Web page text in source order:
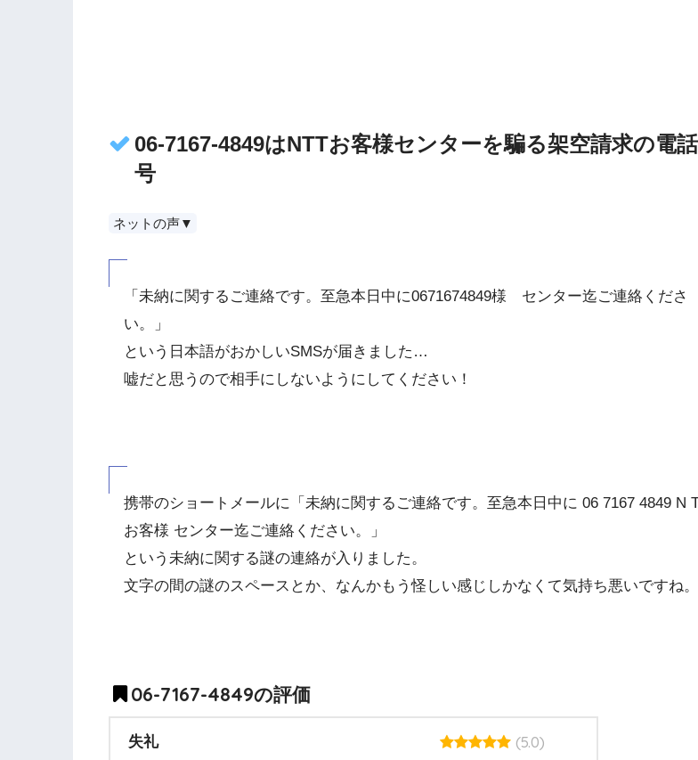
06-7167-4849はNTTお客様センターを騙る架空請求の電
号
ネットの声▼
「未納に関するご連絡です。至急本日中に0671674849様 センター迄ご連絡くださ
い。」
という日本語がおかしいSMSが届きました…
嘘だと思うので相手にしないようにしてください！
携帯のショートメールに「未納に関するご連絡です。至急本日中に 06 7167 4849 N
お客様 センター迄ご連絡ください。」
という未納に関する謎の連絡が入りました。
文字の間の謎のスペースとか、なんかもう怪しい感じしかなくて気持ち悪いですね。
06-7167-4849の評価
失礼 (5.0)